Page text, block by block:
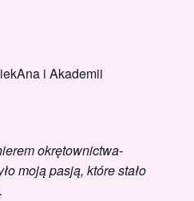
i Akademii
okrętownictwa-
moją pasją, które stało